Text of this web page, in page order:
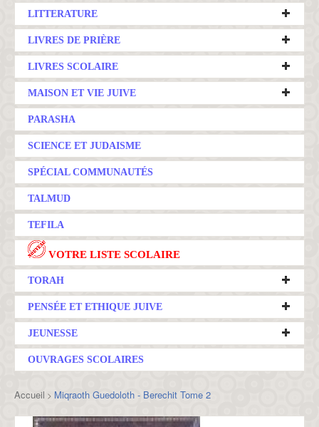
LITTERATURE
LIVRES DE PRIÈRE
LIVRES SCOLAIRE
MAISON ET VIE JUIVE
PARASHA
SCIENCE ET JUDAISME
SPÉCIAL COMMUNAUTÉS
TALMUD
TEFILA
VOTRE LISTE SCOLAIRE
TORAH
PENSÉE ET ETHIQUE JUIVE
JEUNESSE
OUVRAGES SCOLAIRES
Accueil > Miqraoth Guedoloth - Berechit Tome 2